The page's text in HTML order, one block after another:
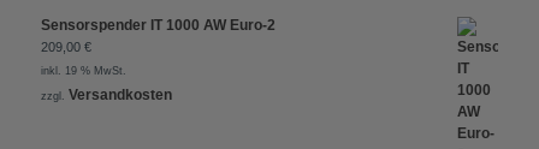
Sensorspender IT 1000 AW Euro-2
209,00 €
inkl. 19 % MwSt.
zzgl. Versandkosten